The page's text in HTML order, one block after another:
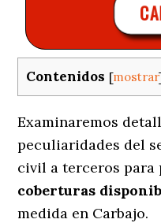
Contenidos [mostrar
Examinaremos
peculiaridades del
civil a terceros para
coberturas
medida en Carbajo.